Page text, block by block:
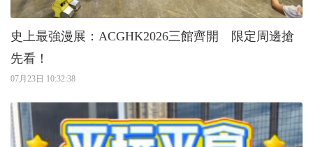
史上最強漫展：ACGHK2026三館齊開 限定周邊搶
先看！
07月23日 10:32:38